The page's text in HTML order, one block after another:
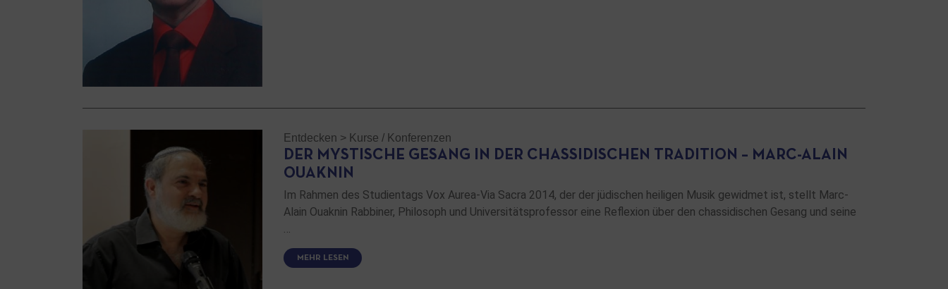
Entdecken > Kurse / Konferenzen
DER MYSTISCHE GESANG IN DER CHASSIDISCHEN TRADITION – MARC-ALAIN
OUAKNIN
Im Rahmen des Studientags Vox Aurea-Via Sacra 2014, der der jüdischen heiligen Musik gewidmet ist, stellt Marc-
Alain Ouaknin Rabbiner, Philosoph und Universitätsprofessor eine Reflexion über den chassidischen Gesang und seine
…
MEHR LESEN